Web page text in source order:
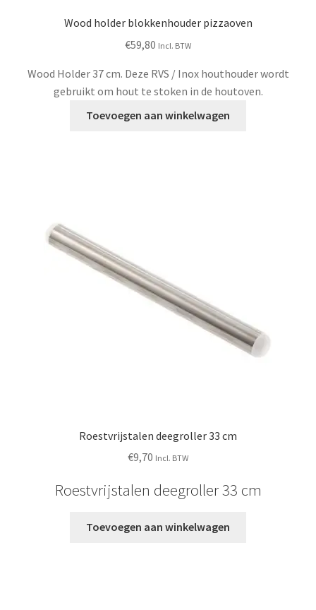
Wood holder blokkenhouder pizzaoven
€59,80 Incl. BTW
Wood Holder 37 cm. Deze RVS / Inox houthouder wordt
gebruikt om hout te stoken in de houtoven.
Toevoegen aan winkelwagen
Roestvrijstalen deegroller 33 cm
€9,70 Incl. BTW
Roestvrijstalen deegroller 33 cm
Toevoegen aan winkelwagen